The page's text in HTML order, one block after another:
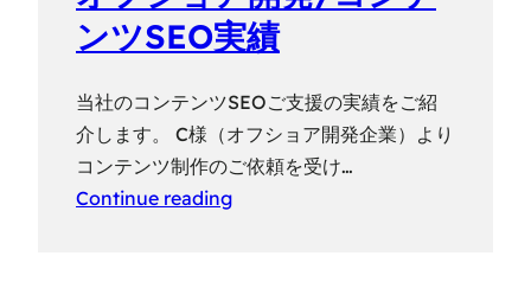
ンツSEO実績
当社のコンテンツSEOご支援の実績をご紹
介します。 C様（オフショア開発企業）より
コンテンツ制作のご依頼を受け…
Continue reading